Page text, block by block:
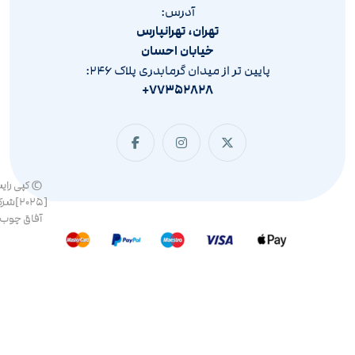
آدرس:
تهران، تهرانپارس
خیابان احسان
پایین تر از میدان گرمابدری پلاک ۲۴۶:
۷۷۳۵۲۸۲۸+
© کپی
آفاق